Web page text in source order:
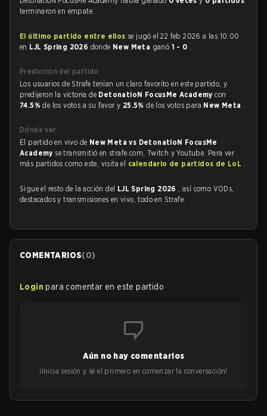
terminaron en empate.
El último partido entre ellos se jugó el 22 feb 2026 a las 10:00
en LJL Spring 2026 donde New Meta ganó 1 - 0 .
Predicción del partido
Los usuarios de Strafe tenían un claro favorito en este partido, y
predijeron la victoria de DetonatioN FocusMe Academycon
74.5%de los votos a su favor y 25.5%de los votos para New Meta .
Dónde ver
El partido en vivo de New Meta vs DetonatioN FocusMe
Academy se transmitió en strafe.com, Twitch y Youtube. Para ver
más partidos como este, visita el calendario de partidos de LoL .
Sigue el resto de la acción del LJL Spring 2026 , así como VODs,
destacados y transmisiones en vivo, todo en Strafe.
COMENTARIOS(0)
Login para comentar en este partido
Aún no hay comentarios
¡Inicia sesión y sé el primero en comenzar la conversación!